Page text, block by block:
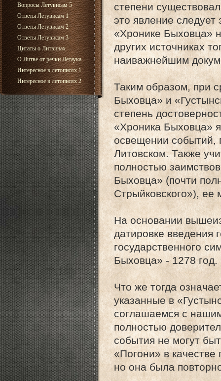
Вопросы Летувисам 5
Ответы Летувисам 1
Ответы Летувисам 2
Ответы Летувисам 3
Цитаты о Литвинах
О Литве от речки Летаука
Интересное в летописях 1
Интересное в летописях 2
степени
это явление
«Хронике Быховца»
других источниках
наиважнейшим
Таким образом, при
Быховца» и
степень
«Хроника Быховца»
освещении событий,
Литовском. Также
полностью
Быховца» (почти
Стрыйковского»),
На основании
датировке введения
государственного
Быховца» - 1278 год.
Что же тогда
указанные в
соглашаемся с
полностью
события не могут
«Погони» в качестве
но она была